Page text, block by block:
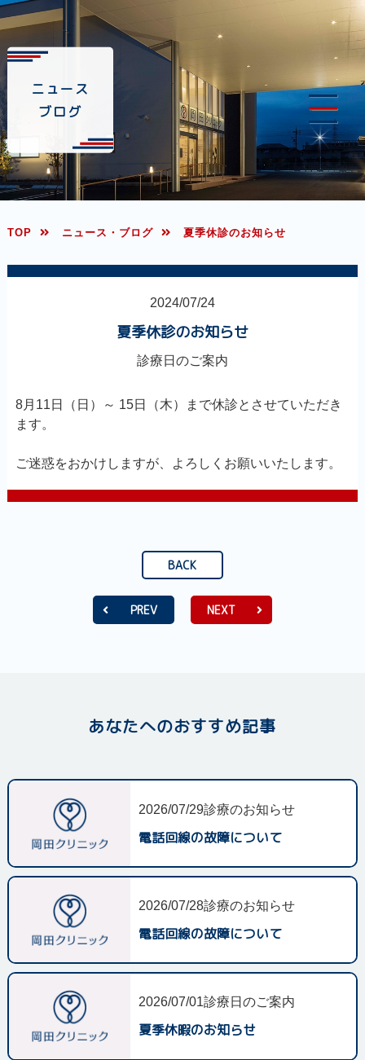
ニュース
ブログ
TOP ニュース・ブログ 夏季休診のお知らせ
2024/07/24
夏季休診のお知らせ
診療日のご案内
8月11日（日）～ 15日（木）まで休診とさせていただき
ます。
ご迷惑をおかけしますが、よろしくお願いいたします。
PREV
BACK
NEXT
あなたへのおすすめ記事
2026/07/29診療のお知らせ
電話回線の故障について
2026/07/28診療のお知らせ
電話回線の故障について
2026/07/01診療日のご案内
夏季休暇のお知らせ